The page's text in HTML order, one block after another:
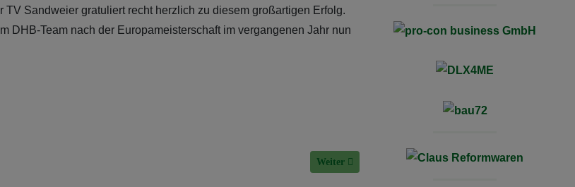
Sandweier gratuliert recht herzlich zu diesem großartigen Erfolg.
DHB-Team nach der Europameisterschaft im vergangenen Jahr nun
Krauth Nächster Beitrag: Beachhandball-WM: Go for Gold Tim!
Weiter